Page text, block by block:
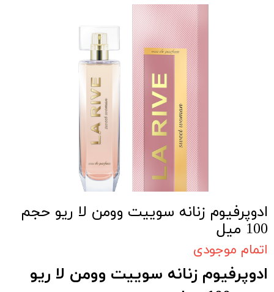
ادوپرفیوم زنانه سوییت وومن لا ریو حجم
100 میل
اتمام موجودی
ادوپرفیوم زنانه سوییت وومن لا ریو